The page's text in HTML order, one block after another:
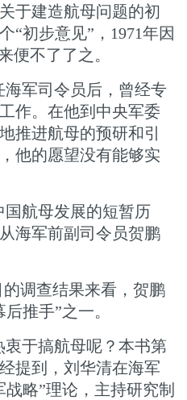
于建造航母问题的初
“初步意见”，1971年因
便不了了之。
海军司令员后，曾经专
作。在他到中央军委
推进航母的预研和引
他的愿望没有能够实
航母发展的短暂历
海军前副司令员贺鹏
的调查结果来看，贺鹏
推手”之一。
于搞航母呢？本书第
提到，刘华清在海军
略”理论，主持研究制